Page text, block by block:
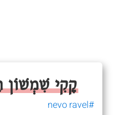
קָקִי שִׁמְשׁוֹן
#nevo ravel